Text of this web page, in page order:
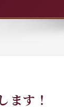
ます！